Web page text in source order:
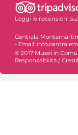
Leggi le recensioni su:
Centrale
- Email:
© 2017 Musei in
Responsabilità /